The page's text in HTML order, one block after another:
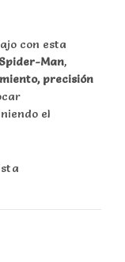
con esta
Man,
precisión
el